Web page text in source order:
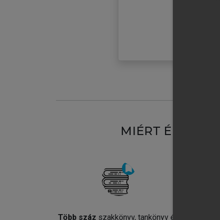
MIÉRT
Több száz szakkönyv, tankönyv és